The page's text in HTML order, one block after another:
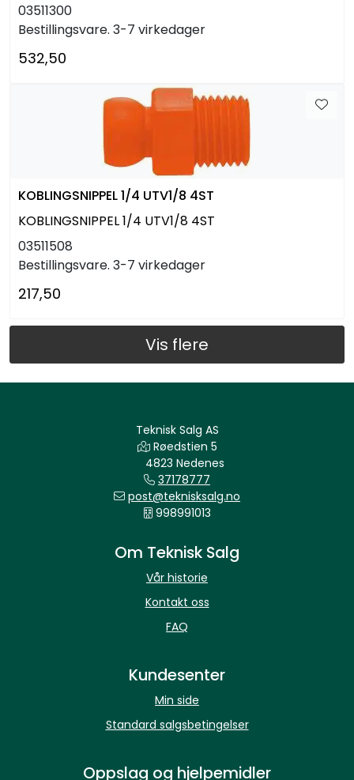
03511300
Bestillingsvare. 3-7 virkedager
532,50
KOBLINGSNIPPEL 1/4 UTV1/8 4ST
KOBLINGSNIPPEL 1/4 UTV1/8 4ST
03511508
Bestillingsvare. 3-7 virkedager
217,50
Vis flere
Teknisk Salg AS
Røedstien 5
4823 Nedenes
37178777
post@teknisksalg.no
998991013
Om Teknisk Salg
Vår historie
Kontakt oss
FAQ
Kundesenter
Min side
Standard salgsbetingelser
Oppslag og hjelpemidler